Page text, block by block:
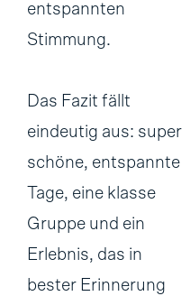
entspannten
Stimmung.
Das Fazit fällt
eindeutig aus: super
schöne, entspannte
Tage, eine klasse
Gruppe und ein
Erlebnis, das in
bester Erinnerung